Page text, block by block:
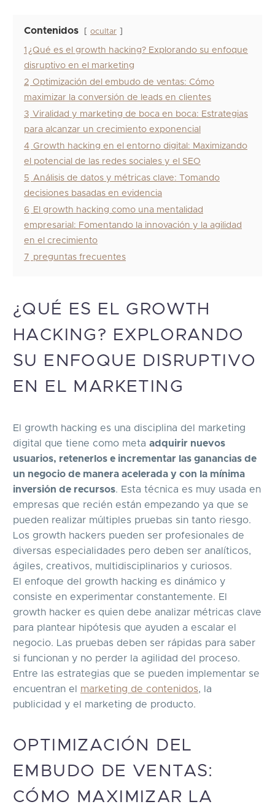
Contenidos ocultar
1 ​​¿Qué es el growth hacking? Explorando su enfoque
disruptivo en el marketing
2 Optimización del embudo de ventas: Cómo
maximizar la conversión de leads en clientes
3 Viralidad y marketing de boca en boca: Estrategias
para alcanzar un crecimiento exponencial
4 Growth hacking en el entorno digital: Maximizando
el potencial de las redes sociales y el SEO
5 Análisis de datos y métricas clave: Tomando
decisiones basadas en evidencia
6
El growth hacking como una mentalidad
empresarial: Fomentando la innovación y la agilidad
en el crecimiento
7 preguntas frecuentes
​​¿QUÉ ES EL GROWTH
HACKING? EXPLORANDO
SU ENFOQUE DISRUPTIVO
EN EL MARKETING
El growth hacking es una disciplina del marketing
digital que tiene como meta adquirir nuevos
usuarios, retenerlos e incrementar las ganancias de
un negocio de manera acelerada y con la mínima
inversión de recursos. Esta técnica es muy usada en
empresas que recién están empezando ya que se
pueden realizar múltiples pruebas sin tanto riesgo.
Los growth hackers pueden ser profesionales de
diversas especialidades pero deben ser analíticos,
ágiles, creativos, multidisciplinarios y curiosos.
El enfoque del growth hacking es dinámico y
consiste en experimentar constantemente. El
growth hacker es quien debe analizar métricas clave
para plantear hipótesis que ayuden a escalar el
negocio. Las pruebas deben ser rápidas para saber
si funcionan y no perder la agilidad del proceso.
Entre las estrategias que se pueden implementar se
encuentran el marketing de contenidos, la
publicidad y el marketing de producto.
OPTIMIZACIÓN DEL
EMBUDO DE VENTAS:
CÓMO MAXIMIZAR LA